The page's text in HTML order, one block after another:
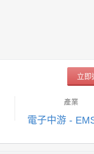
立即
產業
電子中游 -